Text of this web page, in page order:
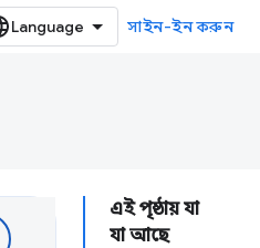
সাইন-ইন করুন
এই পৃষ্ঠায় যা
যা আছে